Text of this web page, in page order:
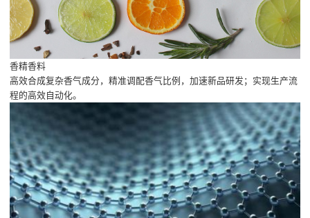
香精香料
高效合成复杂香气成分，精准调配香气比例，加速新品研发；实现生产流
程的高效自动化。